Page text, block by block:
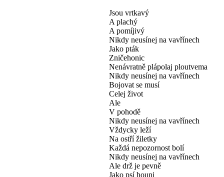
Jsou vrtkavý
A plachý
A pomíjivý
Nikdy neusínej na vavřínech
Jako pták
Zničehonic
Nenávratně plápolaj ploutvema
Nikdy neusínej na vavřínech
Bojovat se musí
Celej život
Ale
V pohodě
Nikdy neusínej na vavřínech
Vždycky leží
Na ostří žiletky
Každá nepozornost bolí
Nikdy neusínej na vavřínech
Ale drž je pevně
Jako psí houni